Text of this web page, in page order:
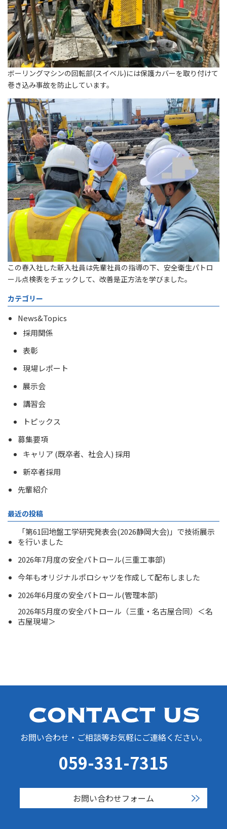
ボーリングマシンの回転部(スイベル)には保護カバーを取り付けて
巻き込み事故を防止しています。
この春入社した新入社員は先輩社員の指導の下、安全衛生パトロ
ール点検表をチェックして、改善是正方法を学びました。
カテゴリー
News&Topics
採用関係
表彰
現場レポート
展示会
講習会
トピックス
募集要項
キャリア (既卒者、社会人) 採用
新卒者採用
先輩紹介
最近の投稿
「第61回地盤工学研究発表会(2026静岡大会)」で技術展示
を行いました
2026年7月度の安全パトロール(三重工事部)
今年もオリジナルポロシャツを作成して配布しました
2026年6月度の安全パトロール(管理本部)
2026年5月度の安全パトロール（三重・名古屋合同）＜名
古屋現場＞
お問い合わせ・ご相談等お気軽にご連絡ください。
059-331-7315
お問い合わせフォーム